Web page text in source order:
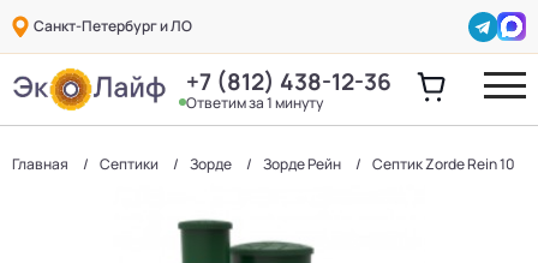
Санкт-Петербург и ЛО
+7 (812) 438-12-36
Ответим за 1 минуту
Главная Септики Зорде Зорде Рейн Септик Zorde Rein 10